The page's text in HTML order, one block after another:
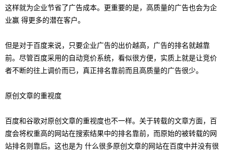
这样就为企业节省了广告成本。更重要的是，高质量的广告也会为企
业赢 得更多的潜在客户。
但是对于百度来说，只要企业广告的出价越高，广告的排名就越靠
前。尽管百度采用的自动竞价系统，看似很方便，实质上就是让竞价
者不断的往上调价而已，真正排名靠前而且高质量的广告很少。
原创文章的重视度
百度和谷歌对原创文章的重视度也不一样。关于转载的文章方面，百
度会将权重高的网站在搜索结果中的排名靠前，而原始的被转载的网
站排名则靠后。这也是为 什么很多原创文章的网站在百度中并没有很